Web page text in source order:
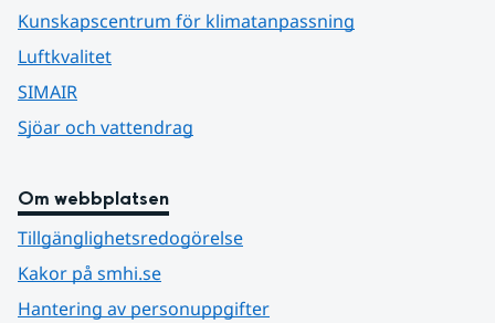
Kunskapscentrum för klimatanpassning
Luftkvalitet
SIMAIR
Sjöar och vattendrag
Om webbplatsen
Tillgänglighetsredogörelse
Kakor på smhi.se
Hantering av personuppgifter